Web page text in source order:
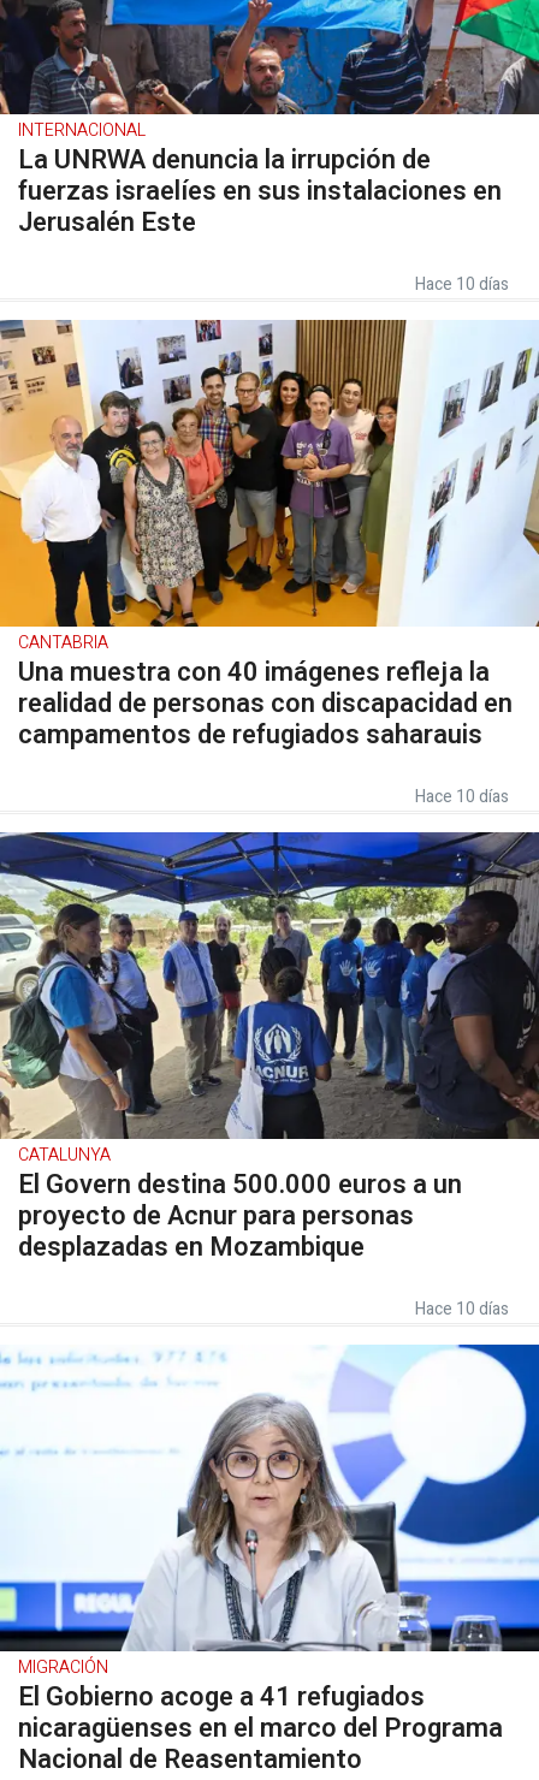
INTERNACIONAL
La UNRWA denuncia la irrupción de
fuerzas israelíes en sus instalaciones en
Jerusalén Este
Hace 10 días
CANTABRIA
Una muestra con 40 imágenes refleja la
realidad de personas con discapacidad en
campamentos de refugiados saharauis
Hace 10 días
CATALUNYA
El Govern destina 500.000 euros a un
proyecto de Acnur para personas
desplazadas en Mozambique
Hace 10 días
MIGRACIÓN
El Gobierno acoge a 41 refugiados
nicaragüenses en el marco del Programa
Nacional de Reasentamiento